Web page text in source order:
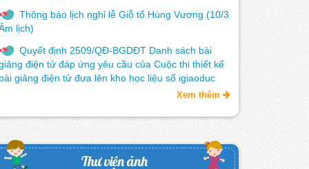
Thông báo lịch nghỉ lễ Giỗ tổ Hùng Vương (10/3
lịch)
Quyết định 2509/QĐ-BGDĐT Danh sách bài
điện tử đáp ứng yêu cầu của Cuộc thi thiết kế
giảng điện tử đưa lên kho học liệu số igiaoduc
Xem thêm
Thư viện ảnh